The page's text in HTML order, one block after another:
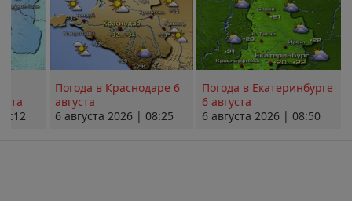
Погода в Краснодаре 6
августа
6 августа 2026 | 08:25
Погода в Екатеринбурге
6 августа
6 августа 2026 | 08:50